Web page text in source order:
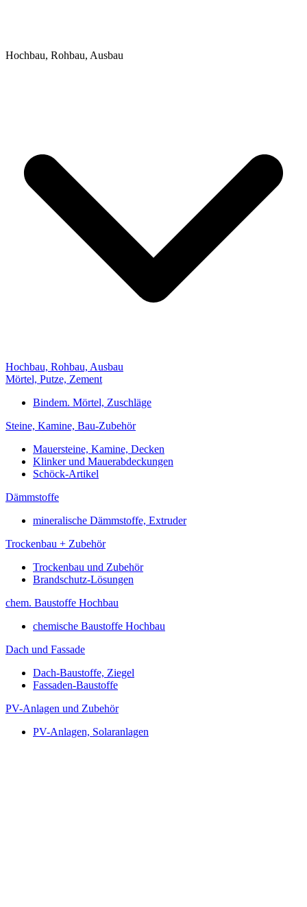
Hochbau, Rohbau, Ausbau
Hochbau, Rohbau, Ausbau
Mörtel, Putze, Zement
Bindem. Mörtel, Zuschläge
Steine, Kamine, Bau-Zubehör
Mauersteine, Kamine, Decken
Klinker und Mauerabdeckungen
Schöck-Artikel
Dämmstoffe
mineralische Dämmstoffe, Extruder
Trockenbau + Zubehör
Trockenbau und Zubehör
Brandschutz-Lösungen
chem. Baustoffe Hochbau
chemische Baustoffe Hochbau
Dach und Fassade
Dach-Baustoffe, Ziegel
Fassaden-Baustoffe
PV-Anlagen und Zubehör
PV-Anlagen, Solaranlagen